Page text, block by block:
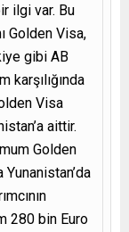
ilgi var. Bu
Golden Visa,
gibi AB
karşılığında
Visa
aittir.
Golden
Yunanistan’da
280 bin Euro